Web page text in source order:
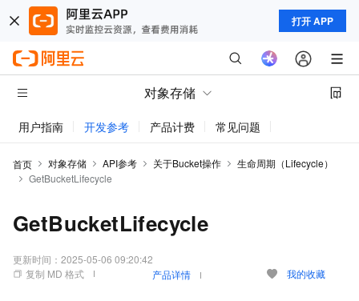
打开 APP
对象存储
用户指南 开发参考 产品计费 常见问题
首页 对象存储 API参考 关于Bucket操作
生命周期（Lifecycle）
GetBucketLifecycle
GetBucketLifecycle
更新时间： 2025-05-06 09:20:42
复制 MD 格式
产品详情 我的收藏